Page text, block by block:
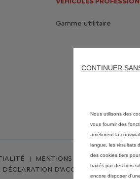
Gamme utilitaire
MENTIONS LÉGALES
DÉCLARATION D'ACCESSIBILITÉ
CONTINUER
Nous utilisons des
vous fournir des
améliorent la
langue, les résultats
des cookies tiers
traités par des tiers
encore disposer